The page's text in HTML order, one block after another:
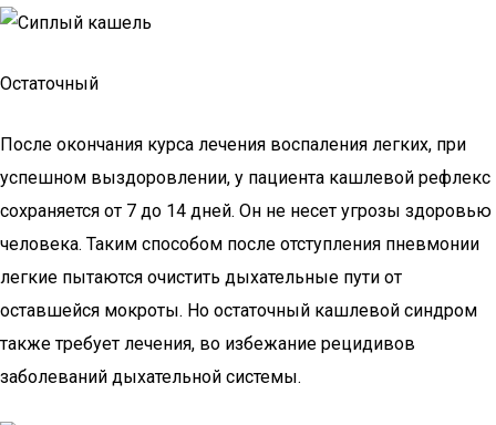
Остаточный
После окончания курса лечения воспаления легких, при
успешном выздоровлении, у пациента кашлевой рефлекс
сохраняется от 7 до 14 дней. Он не несет угрозы здоровью
человека. Таким способом после отступления пневмонии
легкие пытаются очистить дыхательные пути от
оставшейся мокроты. Но остаточный кашлевой синдром
также требует лечения, во избежание рецидивов
заболеваний дыхательной системы.